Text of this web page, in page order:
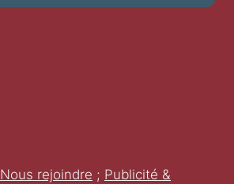
Nous rejoindre ; Publicité &